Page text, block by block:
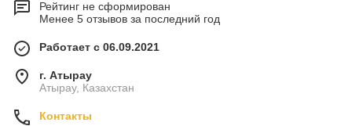
Рейтинг не сформирован
Менее 5 отзывов за последний год
Работает с 06.09.2021
г. Атырау
Атырау, Казахстан
Контакты